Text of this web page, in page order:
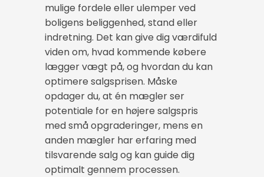
mulige fordele eller ulemper ved
boligens beliggenhed, stand eller
indretning. Det kan give dig værdifuld
viden om, hvad kommende købere
lægger vægt på, og hvordan du kan
optimere salgsprisen. Måske
opdager du, at én mægler ser
potentiale for en højere salgspris
med små opgraderinger, mens en
anden mægler har erfaring med
tilsvarende salg og kan guide dig
optimalt gennem processen.